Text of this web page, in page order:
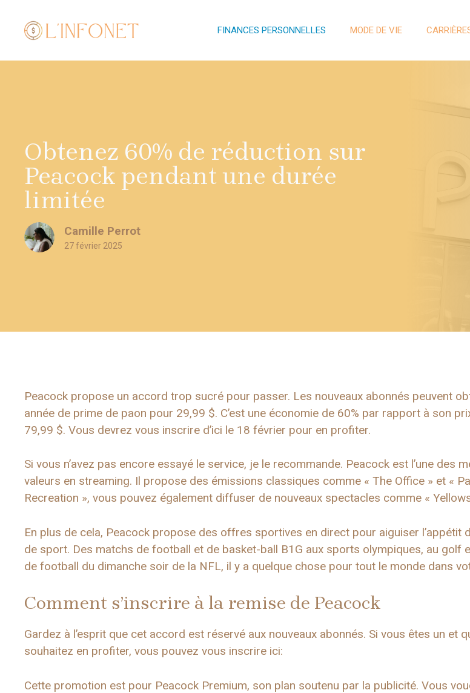
contenu
FINANCES PERSONNELLES MODE DE VIE
Obtenez 60% de réduction sur
Peacock pendant une durée
limitée
Camille Perrot
27 février 2025
Peacock propose un accord trop sucré pour passer. Les nouveaux abonnés peuvent
année de prime de paon pour 29,99 $. C’est une économie de 60% par rapport à son
79,99 $. Vous devrez vous inscrire d’ici le 18 février pour en profiter.
Si vous n’avez pas encore essayé le service, je le recommande. Peacock est l’une des
valeurs en streaming. Il propose des émissions classiques comme « The Office » et «
Recreation », vous pouvez également diffuser de nouveaux spectacles comme «
En plus de cela, Peacock propose des offres sportives en direct pour aiguiser l’appétit
de sport. Des matchs de football et de basket-ball B1G aux sports olympiques, au golf
de football du dimanche soir de la NFL, il y a quelque chose pour tout le monde dans
Comment s’inscrire à la remise de Peacock
Gardez à l’esprit que cet accord est réservé aux nouveaux abonnés. Si vous êtes un et
souhaitez en profiter, vous pouvez vous inscrire ici:
Cette promotion est pour Peacock Premium, son plan soutenu par la publicité. Vous